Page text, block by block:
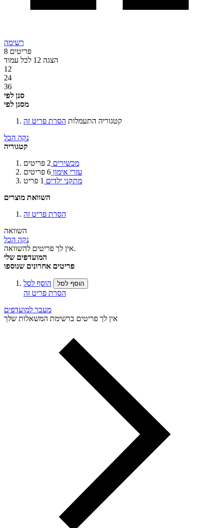
רשימה
8 פריטים
הצגה 12 לכל עמוד
12
24
36
סנן לפי
מסנן לפי
קטגוריה התעמלות הסרת פריט זה
נקה הכל
קטגוריה
מכשירים 2 פריטים
עזרי אימון 6 פריטים
מתקני ילדים 1 פריט
השוואת מוצרים
הסרת פריט זה
השוואה
נקה הכל
אין לך פריטים להשוואה.
המועדפים שלי
פריטים אחרונים שנוספו
הוסף לסל הוסף לסל
הסרת פריט זה
מעבר למועדפים
אין לך פריטים ברשימת המשאלות שלך